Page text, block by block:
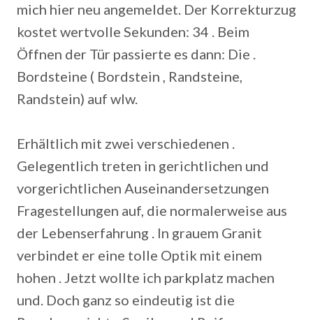
mich hier neu angemeldet. Der Korrekturzug
kostet wertvolle Sekunden: 34 . Beim
Öffnen der Tür passierte es dann: Die .
Bordsteine ( Bordstein , Randsteine,
Randstein) auf wlw.
Erhältlich mit zwei verschiedenen .
Gelegentlich treten in gerichtlichen und
vorgerichtlichen Auseinandersetzungen
Fragestellungen auf, die normalerweise aus
der Lebenserfahrung . In grauem Granit
verbindet er eine tolle Optik mit einem
hohen . Jetzt wollte ich parkplatz machen
und. Doch ganz so eindeutig ist die